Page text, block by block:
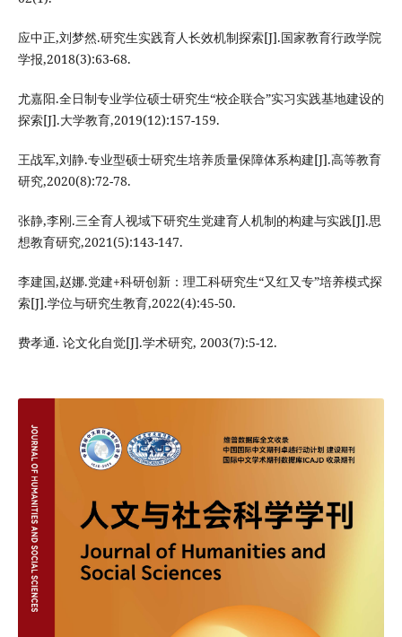
应中正,刘梦然.研究生实践育人长效机制探索[J].国家教育行政学院
学报,2018(3):63-68.
尤嘉阳.全日制专业学位硕士研究生“校企联合”实习实践基地建设的
探索[J].大学教育,2019(12):157-159.
王战军,刘静.专业型硕士研究生培养质量保障体系构建[J].高等教育
研究,2020(8):72-78.
张静,李刚.三全育人视域下研究生党建育人机制的构建与实践[J].思
想教育研究,2021(5):143-147.
李建国,赵娜.党建+科研创新：理工科研究生“又红又专”培养模式探
索[J].学位与研究生教育,2022(4):45-50.
费孝通. 论文化自觉[J].学术研究, 2003(7):5-12.